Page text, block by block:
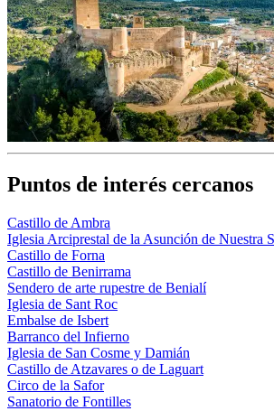
Puntos de interés cercanos
Castillo de Ambra
Iglesia Arciprestal de la Asunción de Nuestra
Castillo de Forna
Castillo de Benirrama
Sendero de arte rupestre de Benialí
Iglesia de Sant Roc
Embalse de Isbert
Barranco del Infierno
Iglesia de San Cosme y Damián
Castillo de Atzavares o de Laguart
Circo de la Safor
Sanatorio de Fontilles